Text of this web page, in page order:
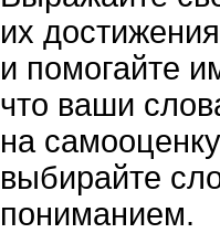
их
и помогайте
что ваши
на
выбирайте
пониманием.